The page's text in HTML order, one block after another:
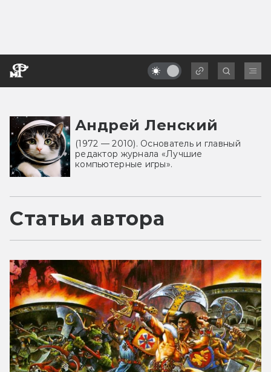
Андрей Ленский
(1972 — 2010). Основатель и главный
редактор журнала «Лучшие
компьютерные игры».
Статьи автора